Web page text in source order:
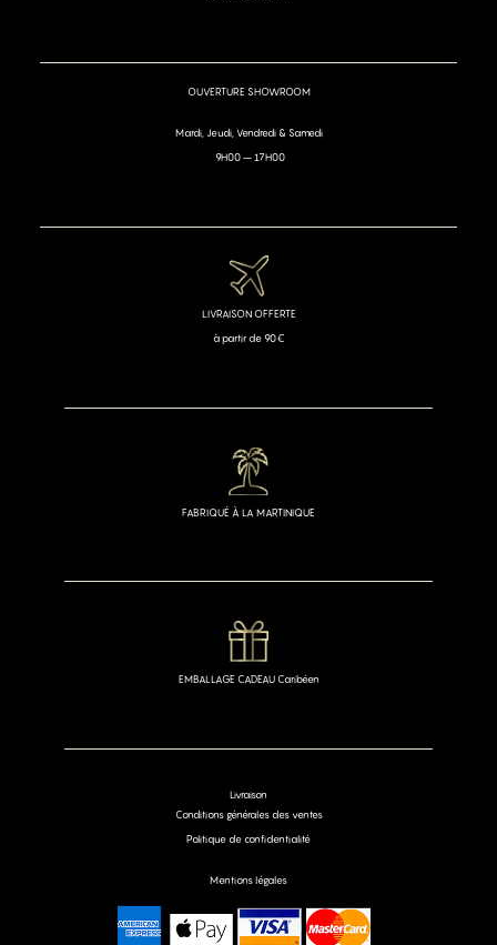
OUVERTURE SHOWROOM
Mardi, Jeudi, Vendredi & Samedi
9H00 – 17H00
EMBALLAGE CADEAU Caribéen
FABRIQUÉ À LA MARTINIQUE
LIVRAISON OFFERTE
à partir de 90€
Mentions légales
Politique de confidentialité
Conditions générales des ventes
Livraison